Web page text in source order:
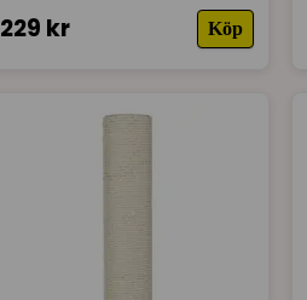
229 kr Köp